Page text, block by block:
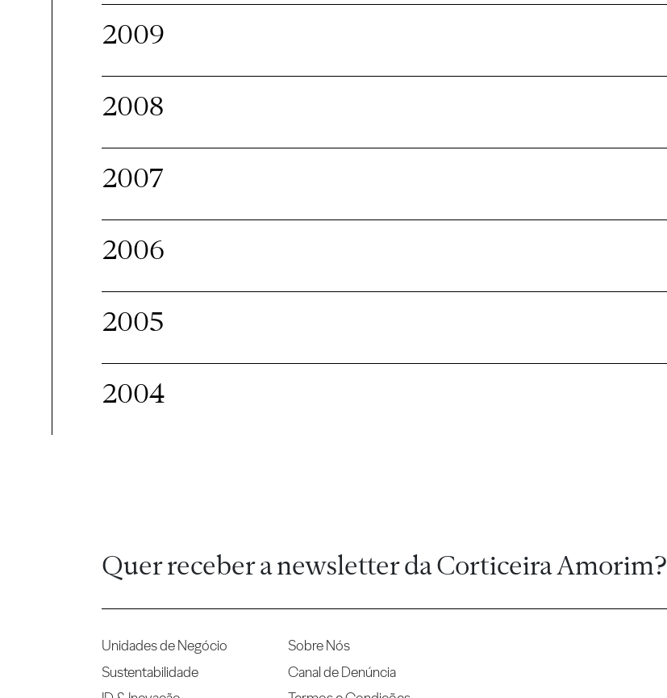
2009
2008
2007
2006
2005
2004
Quer receber a newsletter da Corticeira Amorim?
Unidades de Negócio
Sustentabilidade
Sobre Nós
Canal de Denúncia